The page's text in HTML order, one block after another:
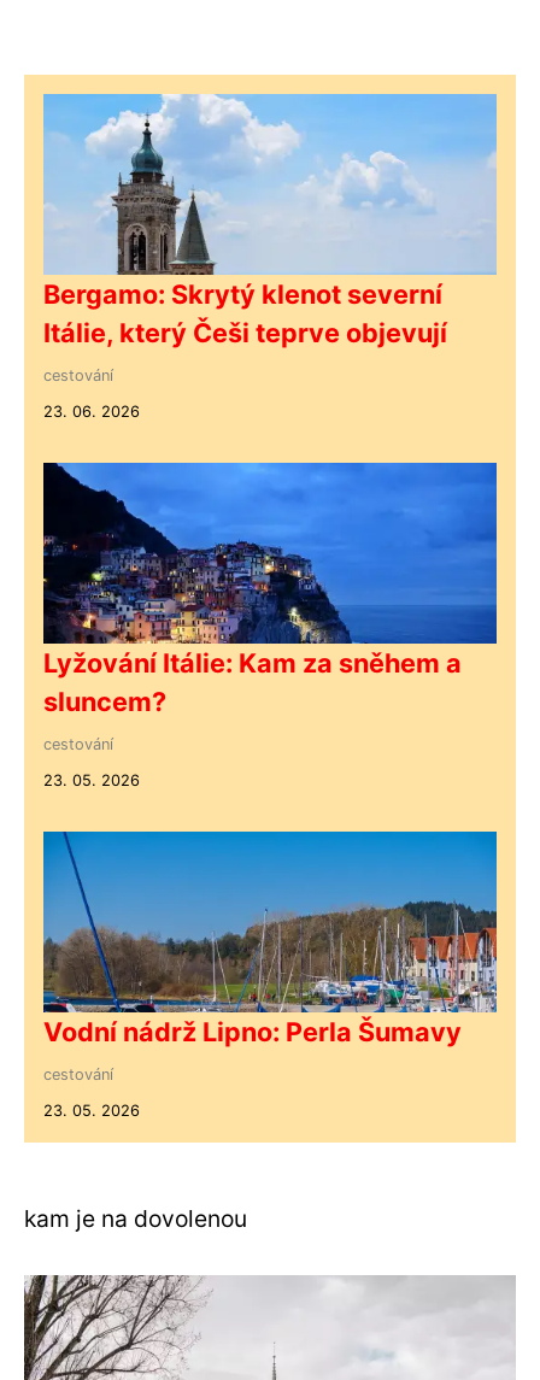
Bergamo: Skrytý klenot severní
Itálie, který Češi teprve objevují
cestování
23. 06. 2026
Lyžování Itálie: Kam za sněhem a
sluncem?
cestování
23. 05. 2026
Vodní nádrž Lipno: Perla Šumavy
cestování
23. 05. 2026
kam je na dovolenou